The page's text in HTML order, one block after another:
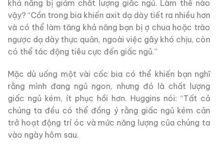
khả năng bị giảm chất lượng giấc ngủ. Làm thế nào
vậy? “Cồn trong bia khiến axit dạ dày tiết ra nhiều hơn
và có thể làm tăng khả năng bạn bị ợ chua hoặc trào
ngược dạ dày thực quản, ngoài việc gây khó chịu, còn
có thể tác động tiêu cực đến giấc ngủ.”
Mặc dù uống một vài cốc bia có thể khiến bạn nghĩ
rằng mình đang ngủ ngon, nhưng đó là chất lượng
giấc ngủ kém, ít phục hồi hơn. Huggins nói: “Tất cả
chúng ta đều có thể đồng ý rằng giấc ngủ kém cản
trở hoạt động trí óc và mức năng lượng của chúng ta
vào ngày hôm sau.